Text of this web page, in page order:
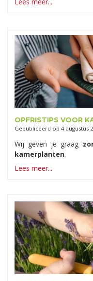
OPFRISTIPS VOOR
Gepubliceerd op 4 augustus
Wij geven je graag
kamerplanten.
Lees meer...